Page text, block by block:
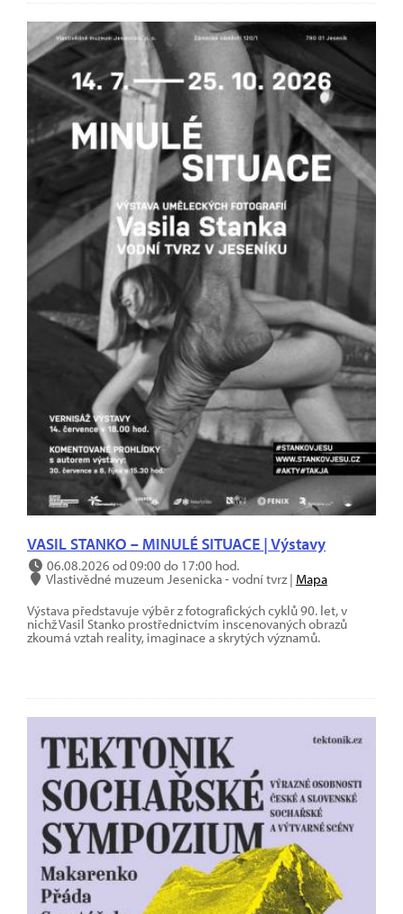
VASIL STANKO – MINULÉ SITUACE | Výstavy
06.08.2026 od 09:00 do 17:00 hod.
Vlastivědné muzeum Jesenicka - vodní tvrz | Mapa
Výstava představuje výběr z fotografických cyklů 90. let, v
nichž Vasil Stanko prostřednictvím inscenovaných obrazů
zkoumá vztah reality, imaginace a skrytých významů.